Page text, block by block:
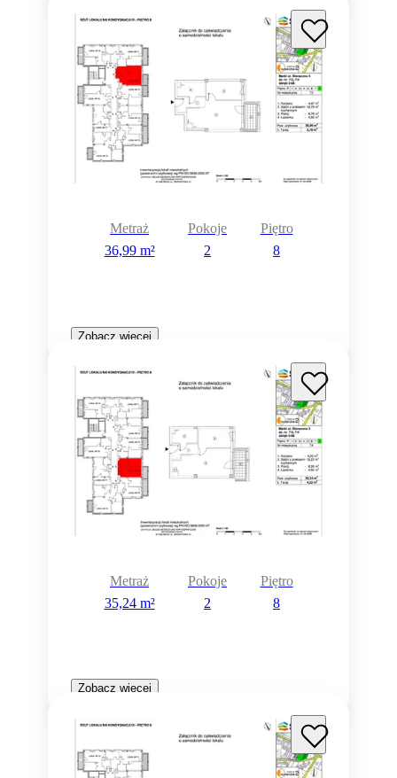
Metraż
36,99 m²
Pokoje
2
Piętro
8
Zobacz więcej
Metraż
35,24 m²
Pokoje
2
Piętro
8
Zobacz więcej